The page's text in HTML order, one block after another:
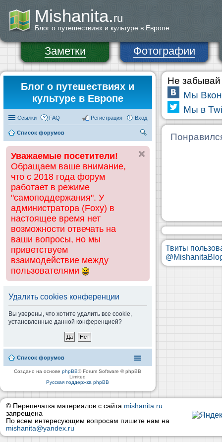
Mishanita.ru
Блог о путешествиях и культуре в Европе
Заметки Фотографии
Блог о путешествиях и
культуре в Европе
Ссылки FAQ Вход
Регистрация
Список форумов
ск
Уважаемые посетители!
Обращаем ваше внимание,
что с 2018 года форум
работает в режиме
"самоподдержания". У
администратора (Foxy) в
настоящее время нет
возможности отвечать на
ваши вопросы, но мы
приветствуем
взаимодействие между
пользователями
Удалить cookies конференции
Вы уверены, что хотите удалить все cookie,
установленные данной конференцией?
Список форумов
Создано на основеphpBB® Forum Software © phpBB
Limited
Русская поддержка phpBB
Не забывай
Мы
Мы в
Твиты
© Перепечатка материалов с сайта mishanita.ru
запрещена
По всем интересующим вопросам пишите нам на
mishanita@yandex.ru